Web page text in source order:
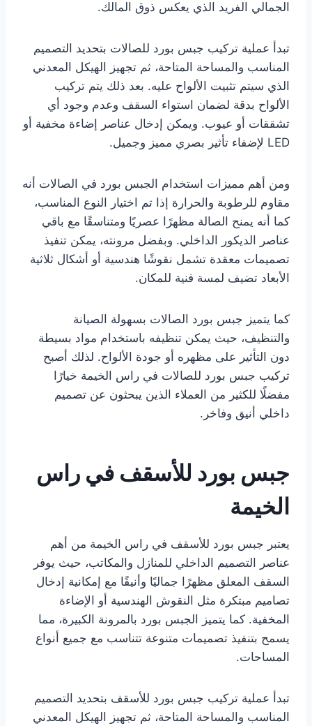
الجمالي الفريد الذي يعكس ذوق المالك.
تبدأ عملية تركيب جبس بورد للصالات بتحديد التصميم
المناسب والمساحة المتاحة، ثم تجهيز الهيكل المعدني
الذي سيتم تثبيت الألواح عليه. بعد ذلك يتم تركيب
الألواح بدقة لضمان استواء السقف وعدم وجود أي
تشققات أو عيوب. ويمكن إدخال عناصر إضاءة مخفية أو
LED لإضفاء تأثير بصري مميز وجميل.
ومن أهم مميزات استخدام الجبس بورد في الصالات أنه
مقاوم للرطوبة والحرارة إذا تم اختيار النوع المناسب،
كما أنه يمنح الصالة مظهرًا عصريًا ومتناسقًا مع باقي
عناصر الديكور الداخلي. وبفضل مرونته، يمكن تنفيذ
تصميمات معقدة تشمل نقوشًا هندسية أو أشكال ثلاثية
الأبعاد تضيف لمسة فنية للمكان.
كما يتميز جبس بورد الصالات بسهولة الصيانة
والتنظيف، حيث يمكن تنظيفه باستخدام مواد بسيطة
دون التأثير على مظهره أو جودة الألواح. لذلك أصبح
تركيب جبس بورد للصالات في راس الخيمة خيارًا
مفضلًا للكثير من العملاء الذين يبحثون عن تصميم
داخلي أنيق وفاخر.
جبس بورد للأسقف في راس
الخيمة
يعتبر جبس بورد للأسقف في راس الخيمة من أهم
عناصر التصميم الداخلي للمنازل والمكاتب، حيث يوفر
السقف المعلق مظهرًا جماليًا وأنيقًا مع إمكانية إدخال
تصاميم مبتكرة مثل النقوش الهندسية أو الإضاءة
المخفية. كما يتميز الجبس بورد بالمرونة الكبيرة، مما
يسمح بتنفيذ تصميمات متنوعة تتناسب مع جميع أنواع
المساحات.
تبدأ عملية تركيب جبس بورد للأسقف بتحديد التصميم
المناسب والمساحة المتاحة، ثم تجهيز الهيكل المعدني